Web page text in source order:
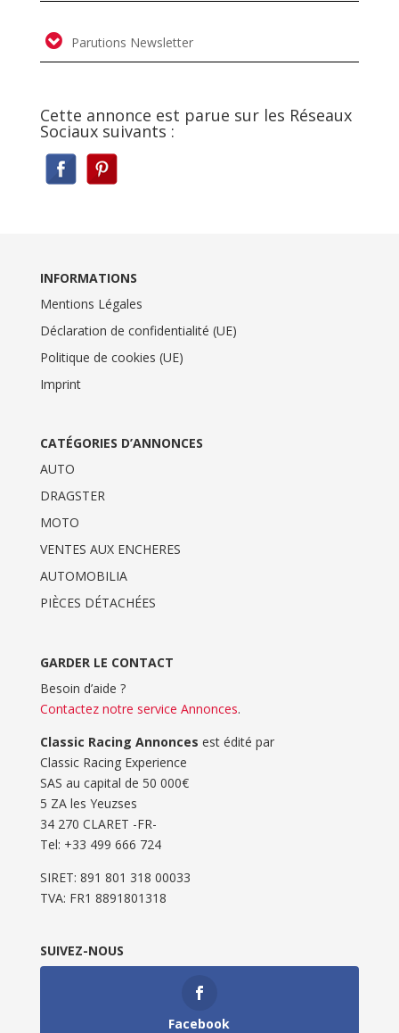
Parutions Newsletter
Cette annonce est parue sur les Réseaux
Sociaux suivants :
INFORMATIONS
Mentions Légales
Déclaration de confidentialité (UE)
Politique de cookies (UE)
Imprint
CATÉGORIES D’ANNONCES
AUTO
DRAGSTER
MOTO
VENTES AUX ENCHERES
AUTOMOBILIA
PIÈCES DÉTACHÉES
GARDER LE CONTACT
Besoin d’aide ?
Contactez notre service Annonces.
Classic Racing Annonces est édité par
Classic Racing Experience
SAS au capital de 50 000€
5 ZA les Yeuzses
34 270 CLARET -FR-
Tel: ‭+33 499 666 724‬
SIRET: 891 801 318 00033
TVA: FR1 8891801318
SUIVEZ-NOUS
Facebook